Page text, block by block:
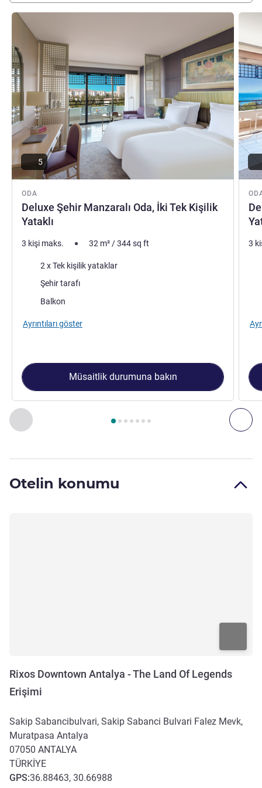
Önceki - Oda
Sayfa , Oda 1 : Deluxe Şehir Manzaralı Oda, İki Tek
ODA
Deluxe Şehir Manzaralı Oda, İki Tek Kişilik
Yataklı
Ayrıntıları göster
5
3 kişi maks. 32 m²/344sq ft
2 x Tek kişilik yataklar
Manzara:Şehir tarafı
Konaklama ekstraları:
Balkon
Ayrıntıları göster
Müsaitlik durumuna bakın
3
Otelin konumu
Rixos Downtown Antalya - The Land Of Legends
Erişimi
Sakip Sabancibulvari, Sakip Sabanci Bulvari Falez Mevk,
Muratpasa Antalya
07050 ANTALYA
TÜRKIYE
GPS:36.88463, 30.66988